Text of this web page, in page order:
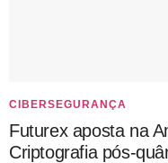
CIBERSEGURANÇA
Futurex aposta na
Criptografia pós-